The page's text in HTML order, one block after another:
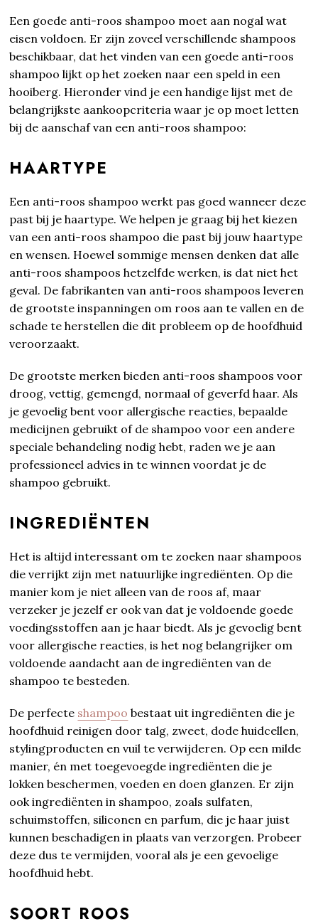
Een goede anti-roos shampoo moet aan nogal wat
eisen voldoen. Er zijn zoveel verschillende shampoos
beschikbaar, dat het vinden van een goede anti-roos
shampoo lijkt op het zoeken naar een speld in een
hooiberg. Hieronder vind je een handige lijst met de
belangrijkste aankoopcriteria waar je op moet letten
bij de aanschaf van een anti-roos shampoo:
HAARTYPE
Een anti-roos shampoo werkt pas goed wanneer deze
past bij je haartype. We helpen je graag bij het kiezen
van een anti-roos shampoo die past bij jouw haartype
en wensen. Hoewel sommige mensen denken dat alle
anti-roos shampoos hetzelfde werken, is dat niet het
geval. De fabrikanten van anti-roos shampoos leveren
de grootste inspanningen om roos aan te vallen en de
schade te herstellen die dit probleem op de hoofdhuid
veroorzaakt.
De grootste merken bieden anti-roos shampoos voor
droog, vettig, gemengd, normaal of geverfd haar. Als
je gevoelig bent voor allergische reacties, bepaalde
medicijnen gebruikt of de shampoo voor een andere
speciale behandeling nodig hebt, raden we je aan
professioneel advies in te winnen voordat je de
shampoo gebruikt.
INGREDIËNTEN
Het is altijd interessant om te zoeken naar shampoos
die verrijkt zijn met natuurlijke ingrediënten. Op die
manier kom je niet alleen van de roos af, maar
verzeker je jezelf er ook van dat je voldoende goede
voedingsstoffen aan je haar biedt. Als je gevoelig bent
voor allergische reacties, is het nog belangrijker om
voldoende aandacht aan de ingrediënten van de
shampoo te besteden.
De perfecte shampoo bestaat uit ingrediënten die je
hoofdhuid reinigen door talg, zweet, dode huidcellen,
stylingproducten en vuil te verwijderen. Op een milde
manier, én met toegevoegde ingrediënten die je
lokken beschermen, voeden en doen glanzen. Er zijn
ook ingrediënten in shampoo, zoals sulfaten,
schuimstoffen, siliconen en parfum, die je haar juist
kunnen beschadigen in plaats van verzorgen. Probeer
deze dus te vermijden, vooral als je een gevoelige
hoofdhuid hebt.
SOORT ROOS